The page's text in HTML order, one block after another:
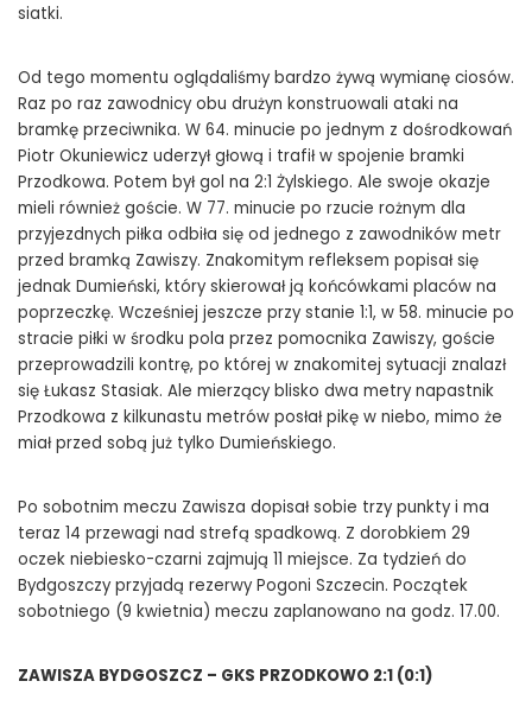
siatki.
Od tego momentu oglądaliśmy bardzo żywą wymianę ciosów.
Raz po raz zawodnicy obu drużyn konstruowali ataki na
bramkę przeciwnika. W 64. minucie po jednym z dośrodkowań
Piotr Okuniewicz uderzył głową i trafił w spojenie bramki
Przodkowa. Potem był gol na 2:1 Żylskiego. Ale swoje okazje
mieli również goście. W 77. minucie po rzucie rożnym dla
przyjezdnych piłka odbiła się od jednego z zawodników metr
przed bramką Zawiszy. Znakomitym refleksem popisał się
jednak Dumieński, który skierował ją końcówkami placów na
poprzeczkę. Wcześniej jeszcze przy stanie 1:1, w 58. minucie po
stracie piłki w środku pola przez pomocnika Zawiszy, goście
przeprowadzili kontrę, po której w znakomitej sytuacji znalazł
się Łukasz Stasiak. Ale mierzący blisko dwa metry napastnik
Przodkowa z kilkunastu metrów posłał pikę w niebo, mimo że
miał przed sobą już tylko Dumieńskiego.
Po sobotnim meczu Zawisza dopisał sobie trzy punkty i ma
teraz 14 przewagi nad strefą spadkową. Z dorobkiem 29
oczek niebiesko-czarni zajmują 11 miejsce. Za tydzień do
Bydgoszczy przyjadą rezerwy Pogoni Szczecin. Początek
sobotniego (9 kwietnia) meczu zaplanowano na godz. 17.00.
ZAWISZA BYDGOSZCZ – GKS PRZODKOWO 2:1 (0:1)